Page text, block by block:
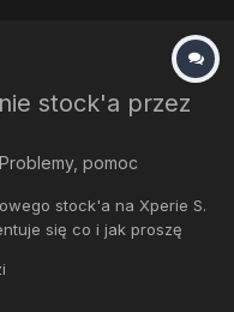
stock'a przez
Problemy, pomoc
stock'a na Xperie S.
się co i jak proszę
fragment o instalacji
mógłbym pros...